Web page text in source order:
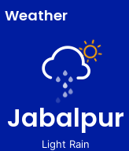
Weather
Jabalpur
Light Rain